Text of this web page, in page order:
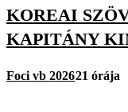
KOREAI
KAPITÁNY
Foci vb 202621 órája